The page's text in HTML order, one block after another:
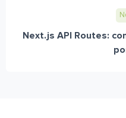
Next.js API Routes: